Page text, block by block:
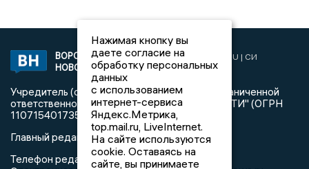
ВОРОНЕЖСКИЕ
НОВОСТИ
2019 © VORONEZHNEWS.RU | СИ
«Воронежские новости»
Учредитель (соучредители): Общество с ограниченной
ответственностью "РЕГИОНАЛЬНЫЕ НОВОСТИ" (ОГРН
1107154017354)
Главный редактор: Пирогов А.А.
Телефон редакции: +7 (473) 262 77 92
Нажимая кнопку вы
даете согласие на
обработку персональных
данных
с использованием
интернет-сервиса
Яндекс.Метрика,
top.mail.ru, LiveInternet.
На сайте используются
cookie. Оставаясь на
сайте, вы принимаете